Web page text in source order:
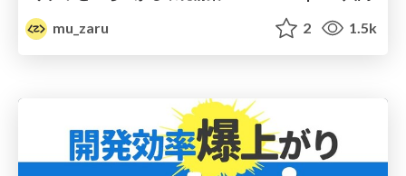
mu_zaru
2 1.5k